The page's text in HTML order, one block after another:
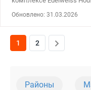
владельца. Отдельно
Дополнительно
Обновлено: 31.03.2026
1 2
Районы